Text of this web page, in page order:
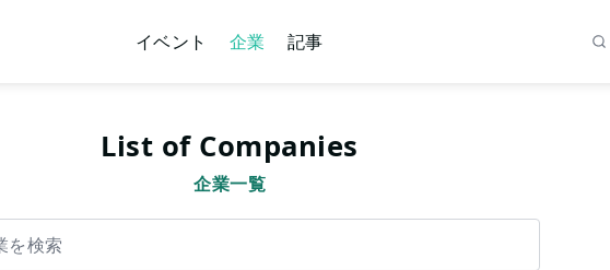
イベント 企業 記事
List of Companies
企業一覧